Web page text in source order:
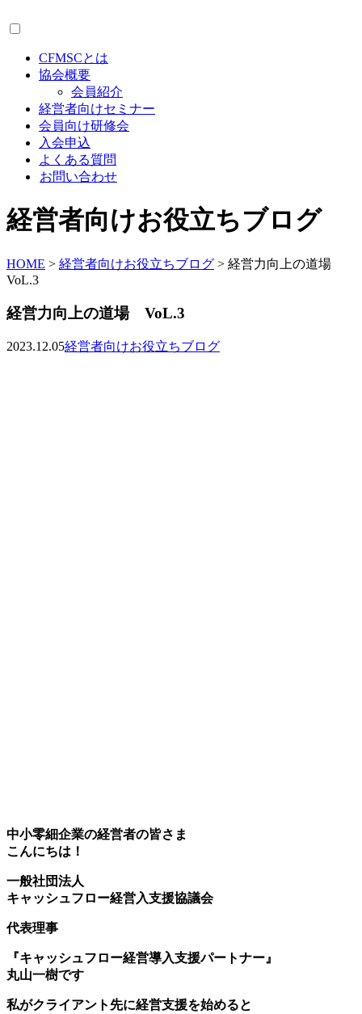
CFMSCとは
協会概要
会員紹介
経営者向けセミナー
会員向け研修会
入会申込
よくある質問
お問い合わせ
経営者向けお役立ちブログ
HOME > 経営者向けお役立ちブログ > 経営力向上の道場
VoL.3
経営力向上の道場 VoL.3
2023.12.05経営者向けお役立ちブログ
中小零細企業の経営者の皆さま
こんにちは！
一般社団法人
キャッシュフロー経営入支援協議会
代表理事
『キャッシュフロー経営導入支援パートナー』
丸山一樹です
私がクライアント先に経営支援を始めると